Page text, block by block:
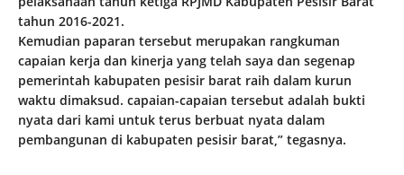
tahun 2016-2021.
Kemudian paparan tersebut merupakan rangkuman
capaian kerja dan kinerja yang telah saya dan segenap
pemerintah kabupaten pesisir barat raih dalam kurun
waktu dimaksud. capaian-capaian tersebut adalah bukti
nyata dari kami untuk terus berbuat nyata dalam
pembangunan di kabupaten pesisir barat,” tegasnya.